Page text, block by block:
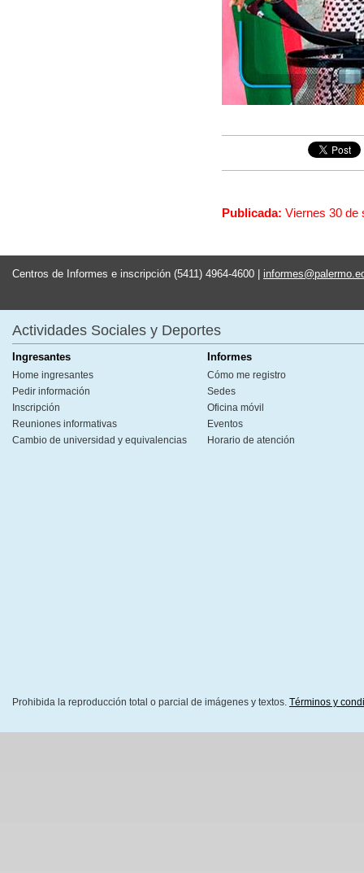
Publicada: Viernes 30 de
Centros de Informes e inscripción (5411) 4964-4600 |
Actividades Sociales y Deportes
Ingresantes
Home ingresantes
Pedir información
Inscripción
Reuniones informativas
Cambio de universidad y equivalencias
Informes
Cómo me registro
Sedes
Oficina móvil
Eventos
Horario de atención
Prohibida la reproducción total o parcial de imágenes y textos. Términos y